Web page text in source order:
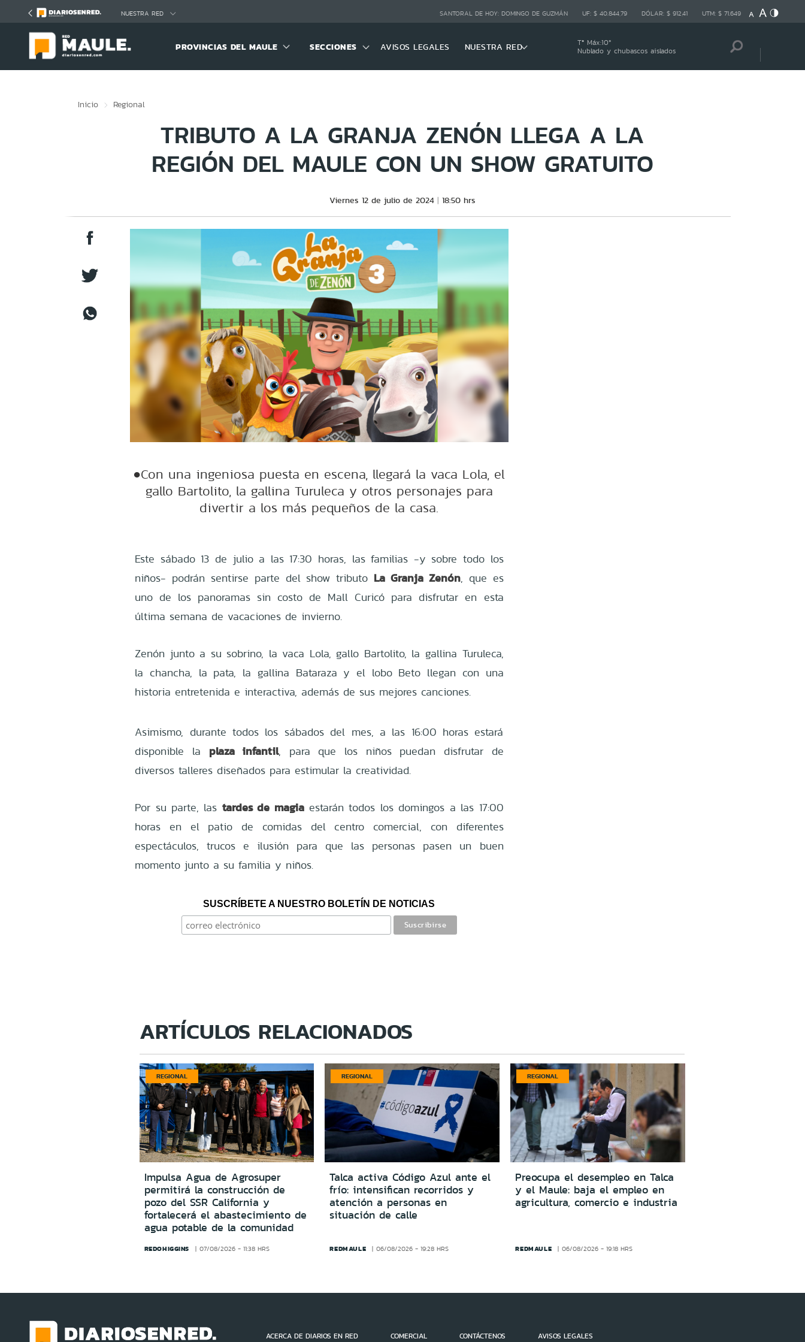
NUESTRA RED SANTORAL DE HOY: DOMINGO DE GUZMÁN UF: $ 40.844,79 DÓLAR: $ 912,41 UTM: $ 71.649
PROVINCIAS DEL MAULE SECCIONES AVISOS LEGALES NUESTRA RED Tª Máx:10º
Nublado y chubascos aislados
Inicio Regional
TRIBUTO A LA GRANJA ZENÓN LLEGA A LA
REGIÓN DEL MAULE CON UN SHOW GRATUITO
Viernes 12 de julio de 2024 18:50 hrs
●Con una ingeniosa puesta en escena, llegará la vaca Lola, el
gallo Bartolito, la gallina Turuleca y otros personajes para
divertir a los más pequeños de la casa.
Este sábado 13 de julio a las 17:30 horas, las familias -y sobre todo los
niños- podrán sentirse parte del show tributo La Granja Zenón, que es
uno de los panoramas sin costo de Mall Curicó para disfrutar en esta
última semana de vacaciones de invierno.
Zenón junto a su sobrino, la vaca Lola, gallo Bartolito, la gallina Turuleca,
la chancha, la pata, la gallina Bataraza y el lobo Beto llegan con una
historia entretenida e interactiva, además de sus mejores canciones.
Asimismo, durante todos los sábados del mes, a las 16:00 horas estará
disponible la plaza infantil, para que los niños puedan disfrutar de
diversos talleres diseñados para estimular la creatividad.
Por su parte, las tardes de magiaestarán todos los domingos a las 17:00
horas en el patio de comidas del centro comercial, con diferentes
espectáculos, trucos e ilusión para que las personas pasen un buen
momento junto a su familia y niños.
SUSCRÍBETE A NUESTRO BOLETÍN DE NOTICIAS
ARTÍCULOS RELACIONADOS
REGIONAL
Impulsa Agua de Agrosuper
permitirá la construcción de
pozo del SSR California y
fortalecerá el abastecimiento de
agua potable de la comunidad
REDOHIGGINS 07/08/2026 - 11:38 HRS
REGIONAL
Talca activa Código Azul ante el
frío: intensifican recorridos y
atención a personas en
situación de calle
REDMAULE 06/08/2026 - 19:28 HRS
REGIONAL
Preocupa el desempleo en Talca
y el Maule: baja el empleo en
agricultura, comercio e industria
REDMAULE 06/08/2026 - 19:18 HRS
ACERCA DE DIARIOS EN RED COMERCIAL CONTÁCTENOS AVISOS LEGALES